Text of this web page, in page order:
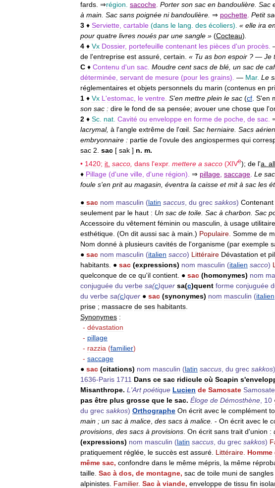
fards. ⇒région. sacoche. Porter son sac en bandoulière. Sac
à main. Sac sans poignée ni bandoulière. ⇒ pochette. Petit
3 ♦ Serviette, cartable (dans le lang. des écoliers). « elle ira
pour quatre livres noués par une sangle » (Cocteau).
4 ♦ Vx Dossier, portefeuille contenant les pièces d'un procès.
de l'entreprise est assuré, certain. « Tu as bon espoir ? — Je t
C ♦ Contenu d'un sac. Moudre cent sacs de blé, un sac de
déterminée, servant de mesure (pour les grains). — Mar. Le
réglementaires et objets personnels du marin (contenus en
1 ♦ Vx L'estomac, le ventre. S'en mettre plein le sac (cf. S'en
son sac : dire le fond de sa pensée; avouer une chose que l'
2 ♦ Sc. nat. Cavité ou enveloppe en forme de poche, de sac.
lacrymal, à l'angle extrême de l'œil. Sac herniaire. Sacs
embryonnaire : partie de l'ovule des angiospermes qui
sac 2. sac [ sak ] n. m.
• 1420; it sacco dans l'expr. mettere a sacco (XIVe); de l'a all
♦ Pillage (d'une ville d'une région). ⇒ pillage saccage Le sac
foule s'en prit au magasin éventra la caisse et mit à sac les
● sac nom masculin (latin saccus du grec sakkos) Contenant
seulement par le haut : Un sac de toile Sac à charbon Sac
Accessoire du vêtement féminin ou masculin à usage utilitaire
esthétique . (On dit aussi sac à main .) Populaire Somme de
Nom donné à plusieurs cavités de l'organisme (par exemple
● sac nom masculin (italien sacco) Littéraire Dévastation et
habitants ● sac (expressions) nom masculin (italien sacco)
quelconque de ce qu'il contient ● sac (homonymes) nom
conjuguée du verbe sa(c)quer sa(c)quent forme conjuguée
du verbe sa(c)quer ● sac (synonymes) nom masculin (italien
prise ; massacre de ses habitants
Synonymes :
- dévastation
- pillage
- razzia (familier)
- saccage
● sac (citations) nom masculin (latin saccus du grec sakkos)
1636-Paris 1711 Dans ce sac ridicule où Scapin s'
Misanthrope. L 'Art poétique Lucien de Samosate Samosate
pas être plus grosse que le sac. Éloge de Démosthène 10
du grec sakkos) Orthographe On écrit avec le complément
main ; un sac à malice des sacs à malice - On écrit avec le
provisions des sacs à provisions On écrit sans trait d'union :
(expressions) nom masculin (latin saccus du grec sakkos)
pratiquement réglée le succès est assuré Littéraire Homme
même sac, confondre dans le même mépris la même
taille Sac à dos, de montagne, sac de toile muni de sangles
alpinistes Familier. Sac à viande, enveloppe de tissu fin